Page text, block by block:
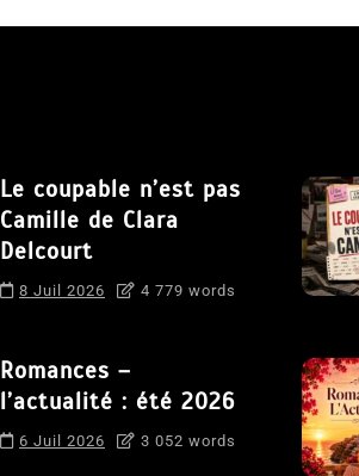
Le coupable n’est pas
Camille de Clara
Delcourt
8 Juil 2026 4 779 words
Romances –
l’actualité : été 2026
6 Juil 2026 3 052 words